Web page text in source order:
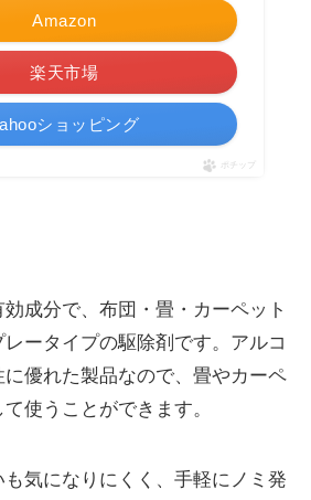
Amazon
楽天市場
ショッピング
ポチップ
成分で、布団・畳・カーペット
ータイプの駆除剤です。アルコ
優れた製品なので、 畳やカーペ
使うことができます。
気になりにくく、手軽にノミ発